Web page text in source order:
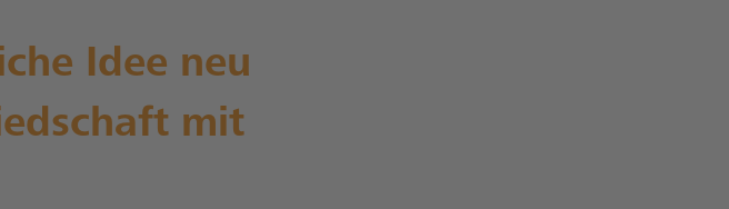
Idee neu
mit